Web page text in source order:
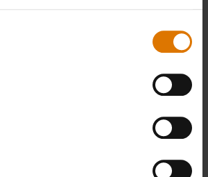
tilbehør